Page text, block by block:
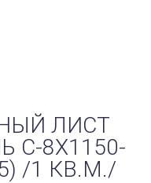
ЛИСТ
С-8Х1150-
/1 КВ.М./